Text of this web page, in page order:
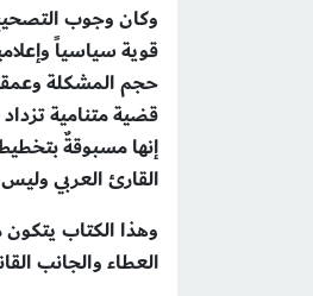
وكان وجوب
قوية سياسياً
حجم المشكلة
قضية متنامية
إنها مسبوقةٌ
القارئ العربي
وهذا الكتاب
العطاء والجانب